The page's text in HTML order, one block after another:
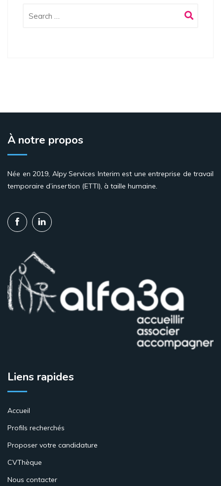
À notre propos
Née en 2019, Alpy Services Interim est une entreprise de travail
temporaire d’insertion (ETTI), à taille humaine.
Liens rapides
Accueil
Profils recherchés
Proposer votre candidature
CVThèque
Nous contacter